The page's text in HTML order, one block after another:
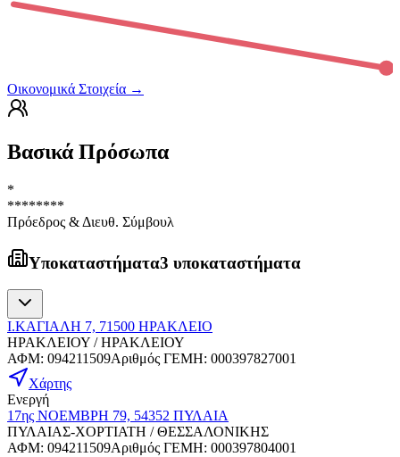
Οικονομικά Στοιχεία →
Βασικά Πρόσωπα
*
********
Πρόεδρος & Διευθ. Σύμβουλ
Υποκαταστήματα3 υποκαταστήματα
Ι.ΚΑΓΙΑΛΗ 7, 71500 ΗΡΑΚΛΕΙΟ
ΗΡΑΚΛΕΙΟΥ / ΗΡΑΚΛΕΙΟΥ
ΑΦΜ: 094211509Αριθμός ΓΕΜΗ: 000397827001
Χάρτης
Ενεργή
17ης ΝΟΕΜΒΡΗ 79, 54352 ΠΥΛΑΙΑ
ΠΥΛΑΙΑΣ-ΧΟΡΤΙΑΤΗ / ΘΕΣΣΑΛΟΝΙΚΗΣ
ΑΦΜ: 094211509Αριθμός ΓΕΜΗ: 000397804001